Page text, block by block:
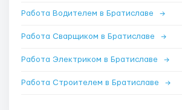
Работа Водителем в Братиславе →
Работа Сварщиком в Братиславе →
Работа Электриком в Братиславе →
Работа Строителем в Братиславе →